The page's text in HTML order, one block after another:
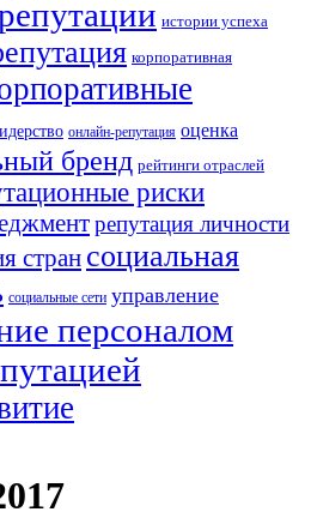
истории успеха
корпоративная
онлайн-репутация оценка
бренд рейтинги отраслей
риски
репутация личности
стран социальная
социальные сети управление
персоналом